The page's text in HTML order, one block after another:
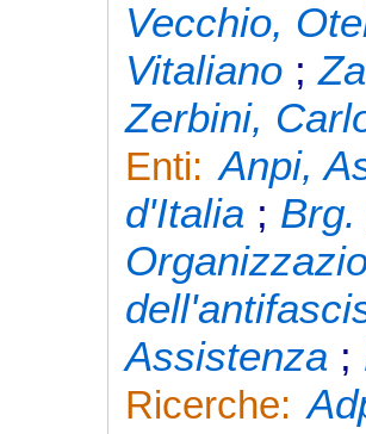
Vecchio,
Vitaliano ;
Zerbini,
Enti: Anpi,
d'Italia ;
Assistenza ;
Ricerche: